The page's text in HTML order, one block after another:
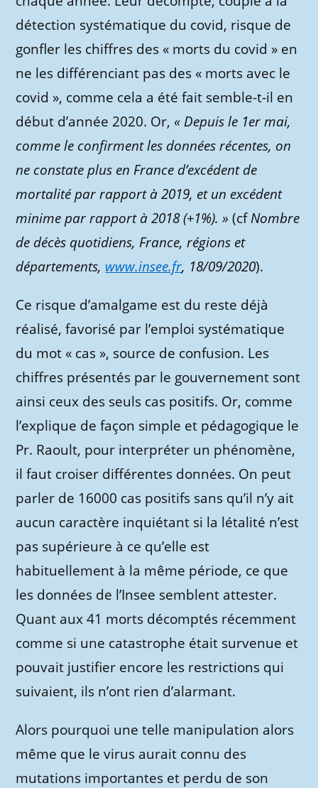
détection systématique du covid, risque de
gonfler les chiffres des « morts du covid » en
ne les différenciant pas des « morts avec le
covid », comme cela a été fait semble-t-il en
début d’année 2020. Or, « Depuis le 1er mai,
comme le confirment les données récentes, on
ne constate plus en France d’excédent de
mortalité par rapport à 2019, et un excédent
minime par rapport à 2018 (+1%). » (cfNombre
de décès quotidiens, France, régions et
départements, www.insee.fr, 18/09/2020).
Ce risque d’amalgame est du reste déjà
réalisé, favorisé par l’emploi systématique
du mot « cas », source de confusion. Les
chiffres présentés par le gouvernement sont
ainsi ceux des seuls cas positifs. Or, comme
l’explique de façon simple et pédagogique le
Pr. Raoult, pour interpréter un phénomène,
il faut croiser différentes données. On peut
parler de 16000 cas positifs sans qu’il n’y ait
aucun caractère inquiétant si la létalité n’est
pas supérieure à ce qu’elle est
habituellement à la même période, ce que
les données de l’Insee semblent attester.
Quant aux 41 morts décomptés récemment
comme si une catastrophe était survenue et
pouvait justifier encore les restrictions qui
suivaient, ils n’ont rien d’alarmant.
Alors pourquoi une telle manipulation alors
même que le virus aurait connu des
mutations importantes et perdu de son